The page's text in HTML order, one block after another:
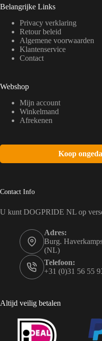
Belangrijke Links
Privacy verklaring
Retour beleid
Algemene voorwaarden
Klantenservice
Contact
Webshop
Mijn account
Winkelmand
Afrekenen
Koop
Contact Info
U kunt DOGPRIDE NL op
Adres:
Burg.
(NL)
Telefoon:
+31 (0)31 56 55
Altijd veilig betalen